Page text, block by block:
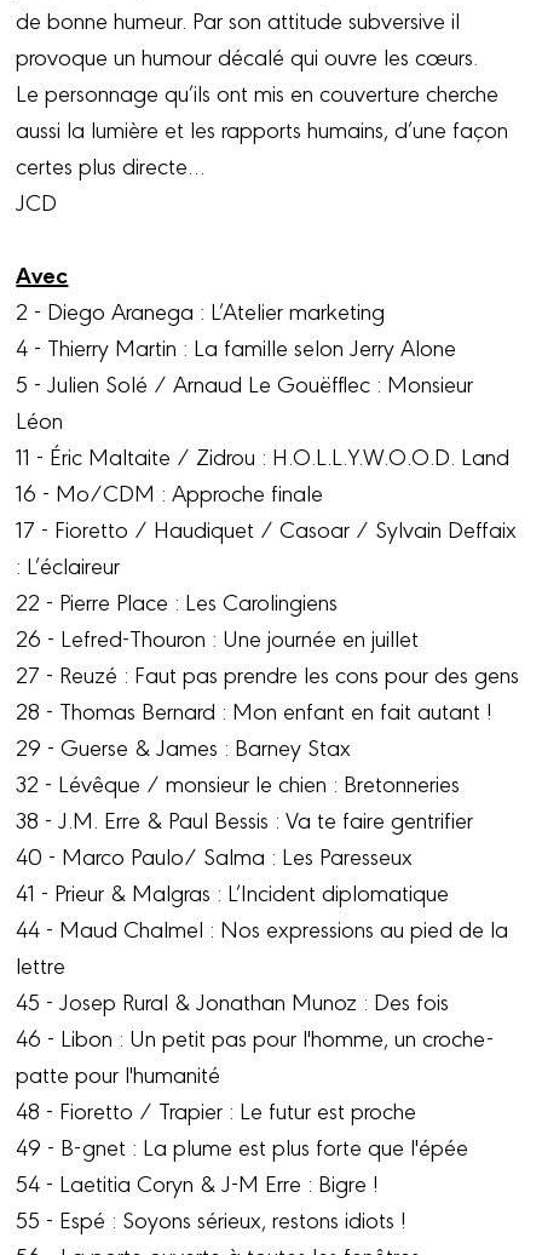
de bonne humeur. Par son attitude subversive il
provoque un humour décalé qui ouvre les cœurs.
Le personnage qu’ils ont mis en couverture cherche
aussi la lumière et les rapports humains, d’une façon
certes plus directe…
JCD
Avec
2 - Diego Aranega : L’Atelier marketing
4 - Thierry Martin : La famille selon Jerry Alone
5 - Julien Solé / Arnaud Le Gouëfflec : Monsieur
Léon
11 - Éric Maltaite / Zidrou : H.O.L.L.Y.W.O.O.D. Land
16 - Mo/CDM : Approche finale
17 - Fioretto / Haudiquet / Casoar / Sylvain Deffaix
: L’éclaireur
22 - Pierre Place : Les Carolingiens
26 - Lefred-Thouron : Une journée en juillet
27 - Reuzé : Faut pas prendre les cons pour des gens
28 - Thomas Bernard : Mon enfant en fait autant !
29 - Guerse & James : Barney Stax
32 - Lévêque / monsieur le chien : Bretonneries
38 - J.M. Erre & Paul Bessis : Va te faire gentrifier
40 - Marco Paulo/ Salma : Les Paresseux
41 - Prieur & Malgras : L’Incident diplomatique
44 - Maud Chalmel : Nos expressions au pied de la
lettre
45 - Josep Rural & Jonathan Munoz : Des fois
46 - Libon : Un petit pas pour l'homme, un croche-
patte pour l'humanité
48 - Fioretto / Trapier : Le futur est proche
49 - B-gnet : La plume est plus forte que l'épée
54 - Laetitia Coryn & J-M Erre : Bigre !
55 - Espé : Soyons sérieux, restons idiots !